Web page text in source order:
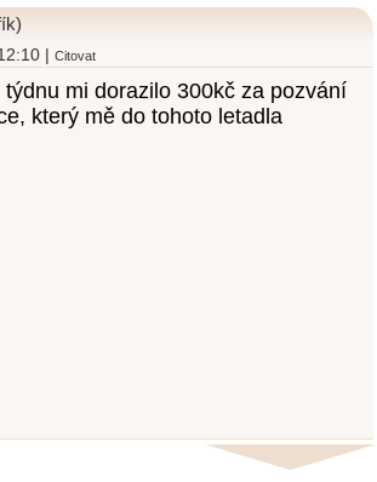
| Citovat
týdnu mi dorazilo 300kč za pozvání
který mě do tohoto letadla